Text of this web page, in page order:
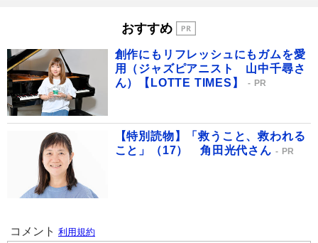
おすすめ
創作にもリフレッシュにもガムを愛
用（ジャズピアニスト 山中千尋さ
ん）【LOTTE TIMES】
PR
【特別読物】「救うこと、救われる
こと」（17） 角田光代さん
PR